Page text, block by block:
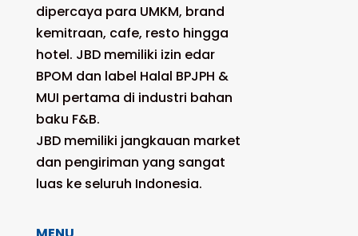
dipercaya para UMKM, brand
kemitraan, cafe, resto hingga
hotel. JBD memiliki izin edar
BPOM dan label Halal BPJPH &
MUI pertama di industri bahan
baku F&B.
JBD memiliki jangkauan market
dan pengiriman yang sangat
luas ke seluruh Indonesia.